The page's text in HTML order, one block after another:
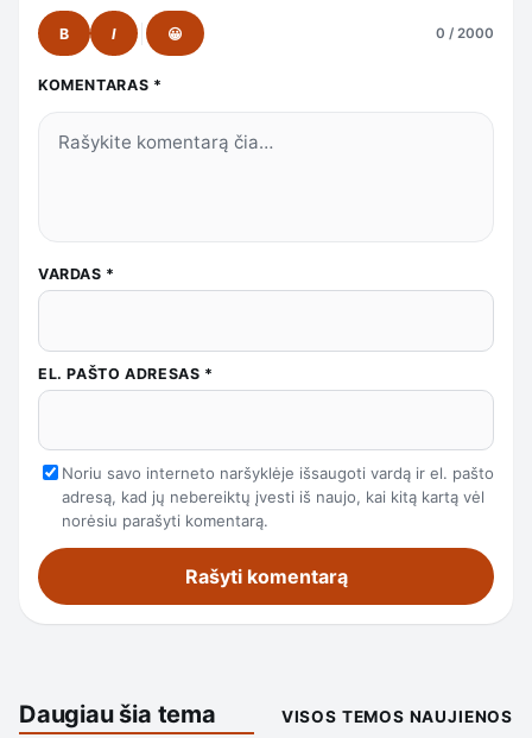
B I 😀 0 / 2000
KOMENTARAS *
VARDAS *
EL. PAŠTO ADRESAS *
Noriu savo interneto naršyklėje išsaugoti vardą ir el. pašto
adresą, kad jų nebereiktų įvesti iš naujo, kai kitą kartą vėl
norėsiu parašyti komentarą.
Daugiau šia tema VISOS TEMOS NAUJIENOS